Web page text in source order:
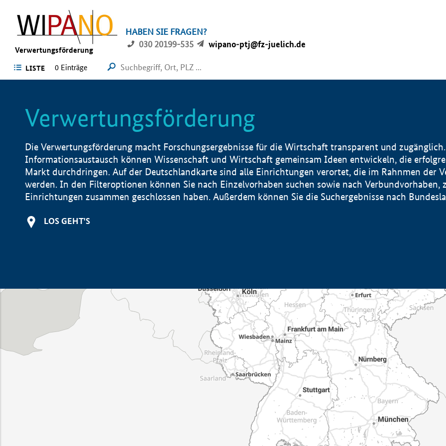
Verwertungsförderung
HABEN SIE FRAGEN?
030 20199-535
wipano-ptj@fz-juelich.de
LISTE 0 Einträge
Verwertungsförderung
Die Verwertungsförderung macht Forschungsergebnisse für die Wirtschaft transparent und
Informationsaustausch können Wissenschaft und Wirtschaft gemeinsam Ideen entwickeln, die
Markt durchdringen. Auf der Deutschlandkarte sind alle Einrichtungen verortet, die im Rahnmen der
werden. In den Filteroptionen können Sie nach Einzelvorhaben suchen sowie nach Verbundvorhaben,
Einrichtungen zusammen geschlossen haben. Außerdem können Sie die Suchergebnisse nach
LOS GEHT'S